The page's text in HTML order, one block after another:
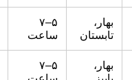
بهار،
تابستان
۵–۷
ساعت
بهار،
۵–۷